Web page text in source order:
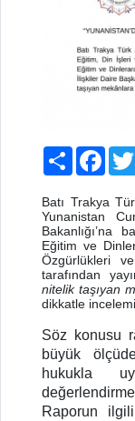
Paylaş
Batı Trakya
Yunanistan
Bakanlığı’na
Eğitim ve
Özgürlükleri
tarafından
nitelik taşıyan
dikkatle
Söz konusu
büyük
hukukla
Raporun